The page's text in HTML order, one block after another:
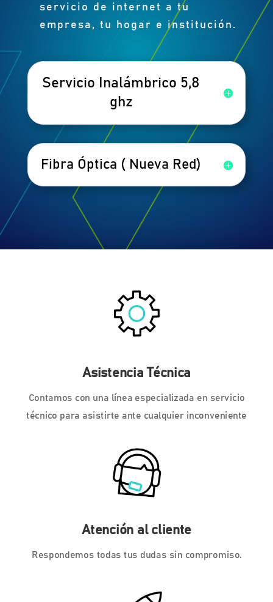
servicio de internet a tu
empresa, tu hogar e institución.
Servicio Inalámbrico 5,8
ghz
Fibra Óptica ( Nueva Red)
Asistencia Técnica
Contamos con una línea especializada en servicio
técnico para asistirte ante cualquier inconveniente
Atención al cliente
Respondemos todas tus dudas sin compromiso.